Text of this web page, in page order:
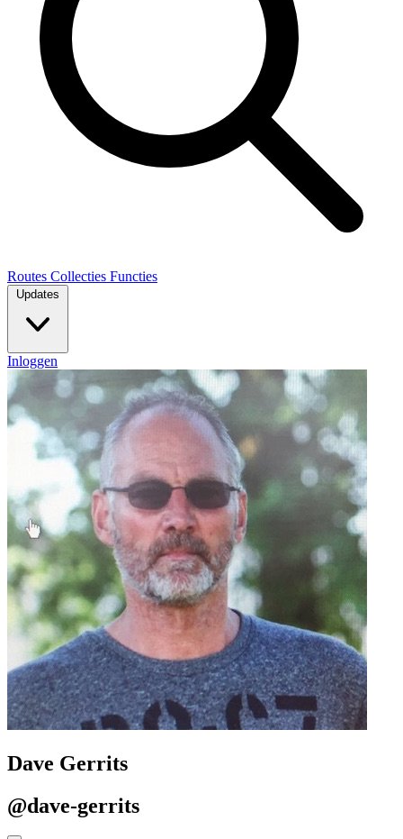
Routes Collecties Functies
Updates
Inloggen
Dave Gerrits
@dave-gerrits